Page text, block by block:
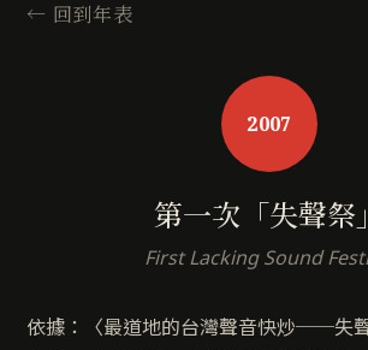
← 回到年表
2007
第一次「失聲祭」
First Lacking Sound
依據：〈最道地的台灣聲音快炒──失聲